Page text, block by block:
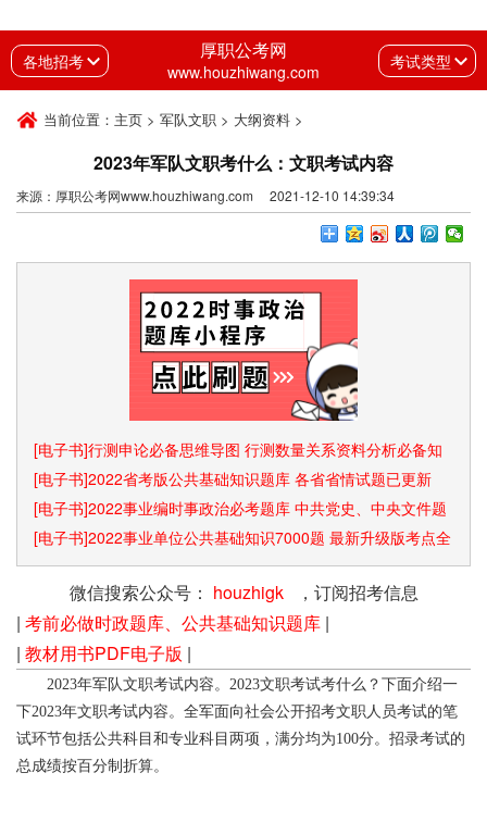
各地招考 厚职公考网
www.houzhiwang.com 考试类型
当前位置： 主页 > 军队文职 > 大纲资料 >
2023年军队文职考什么：文职考试内容
来源：厚职公考网www.houzhiwang.com 2021-12-10 14:39:34
[电子书]行测申论必备思维导图 行测数量关系资料分析必备知
识点和速算技巧
[电子书]2022省考版公共基础知识题库 各省省情试题已更新
[电子书]2022事业编时事政治必考题库 中共党史、中央文件题
库已更新
[电子书]2022事业单位公共基础知识7000题 最新升级版考点全
覆盖
微信搜索公众号： houzhigk，订阅招考信息
| 考前必做时政题库、公共基础知识题库 |
| 教材用书PDF电子版 |
2023年军队文职考试内容。2023文职考试考什么？下面介绍一
下2023年文职考试内容。全军面向社会公开招考文职人员考试的笔
试环节包括公共科目和专业科目两项，满分均为100分。招录考试的
总成绩按百分制折算。